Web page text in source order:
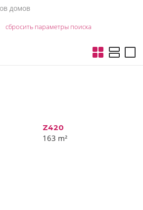
домов
сбросить параметры поиска
Z420
163 m²